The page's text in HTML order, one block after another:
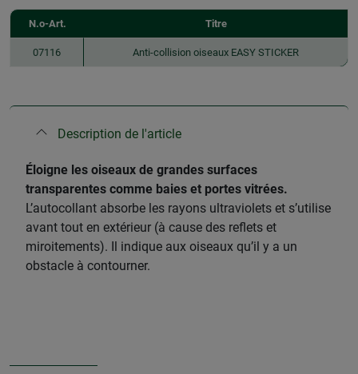
N.o-Art. Titre
07116 Anti-collision oiseaux EASY STICKER
Description de l'article
​Éloigne les oiseaux de grandes surfaces
transparentes comme baies et portes vitrées.
L’autocollant absorbe les rayons ultraviolets et s’utilise
avant tout en extérieur (à cause des reflets et
miroitements). Il indique aux oiseaux qu’il y a un
obstacle à contourner.